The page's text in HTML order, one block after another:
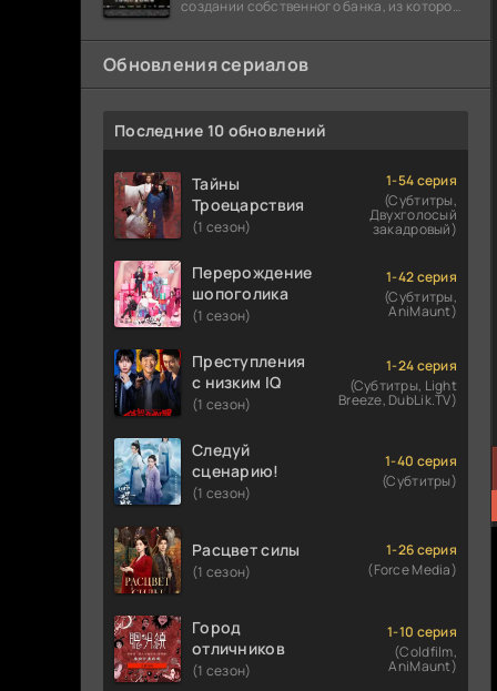
создании собственного банка, из которого
долларов. Однако,
Обновления сериалов
Последние 10 обновлений
Тайны
Троецарствия
(1 сезон)
1-54 серия
(Субтитры,
Двухголосый
закадровый)
Перерождение
шопоголика
(1 сезон)
1-42 серия
(Субтитры,
AniMaunt)
Преступления
с низким IQ
(1 сезон)
1-24 серия
(Субтитры, Light
Breeze, DubLik.TV)
Следуй
сценарию!
(1 сезон)
1-40 серия
(Субтитры)
Расцвет силы
(1 сезон)
1-26 серия
(Force Media)
Город
отличников
(1 сезон)
1-10 серия
(Coldfilm,
AniMaunt)